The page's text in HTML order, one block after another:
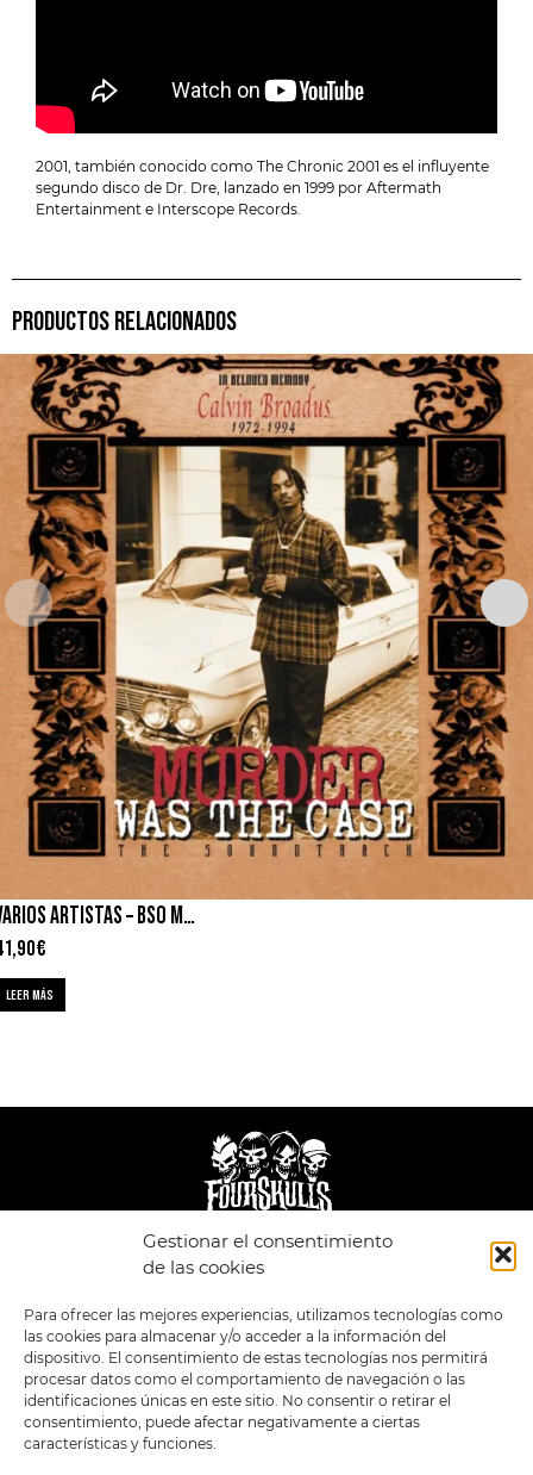
Gestionar el consentimiento
de las cookies
Para ofrecer las mejores experiencias, utilizamos tecnologías como
las cookies para almacenar y/o acceder a la información del
dispositivo. El consentimiento de estas tecnologías nos permitirá
procesar datos como el comportamiento de navegación o las
identificaciones únicas en este sitio. No consentir o retirar el
consentimiento, puede afectar negativamente a ciertas
características y funciones.
2001, también conocido como The Chronic 2001 es el influyente
segundo disco de Dr. Dre, lanzado en 1999 por Aftermath
Entertainment e Interscope Records.
PRODUCTOS RELACIONADOS
VARIOS ARTISTAS – BSO MURDER WAS THE CASE
€
LEER MÁS
PRIVACIDAD
TÉRMINOS Y
CONDICIONES
GENERALES DE LA
VENTA
FORMATOS
PREVENTAS
OFERTAS
MERCHANDISING
FOUR SKULLS